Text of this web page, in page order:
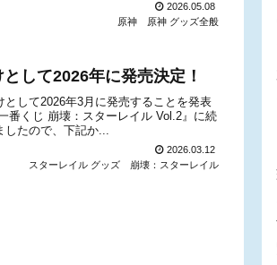
2026.05.08
原神
原神 グッズ全般
して2026年に発売決定！
して2026年3月に発売することを発表
番くじ 崩壊：スターレイル Vol.2』に続
したので、下記か...
2026.03.12
スターレイル グッズ
崩壊：スターレイル